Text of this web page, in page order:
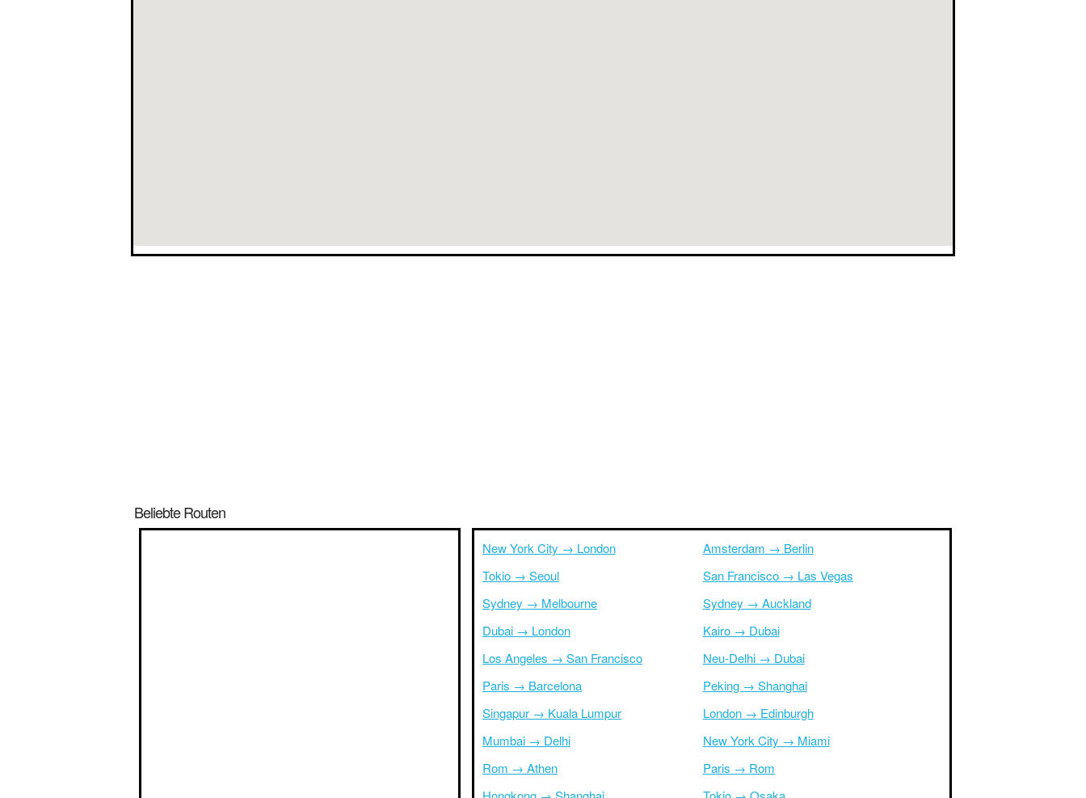
Beliebte Routen
New York City → London
Tokio → Seoul
Sydney → Melbourne
Dubai → London
Los Angeles → San Francisco
Paris → Barcelona
Singapur → Kuala Lumpur
Mumbai → Delhi
Rom → Athen
Amsterdam → Berlin
San Francisco → Las Vegas
Sydney → Auckland
Kairo → Dubai
Neu-Delhi → Dubai
Peking → Shanghai
London → Edinburgh
New York City → Miami
Paris → Rom